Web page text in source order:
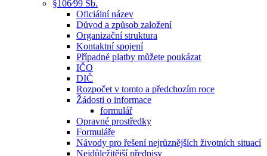
§106⁄99 Sb.
Oficiální název
Důvod a způsob založení
Organizační struktura
Kontaktní spojení
Případné platby můžete poukázat
IČO
DIČ
Rozpočet v tomto a předchozím roce
Žádosti o informace
formulář
Opravné prostředky
Formuláře
Návody pro řešení nejrůznějších životních situací
Nejdůležitější předpisy